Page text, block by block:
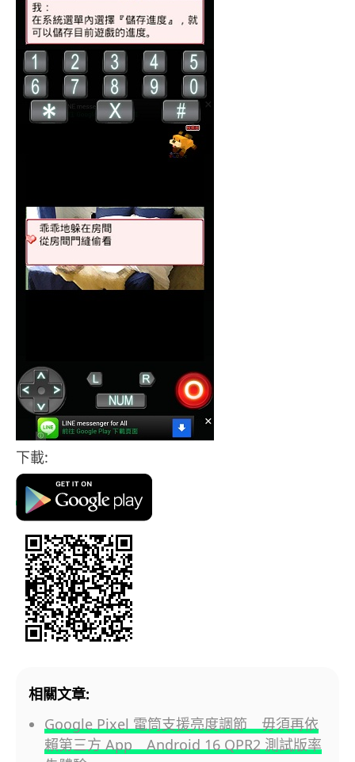
下載:
相關文章:
Google Pixel 電筒支援亮度調節 毋須再依
賴第三方 App Android 16 QPR2 測試版率